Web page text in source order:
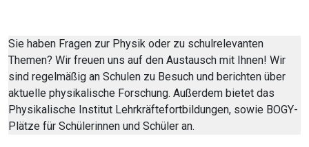
Sie haben Fragen zur Physik oder zu schulrelevanten
Themen? Wir freuen uns auf den Austausch mit Ihnen! Wir
sind regelmäßig an Schulen zu Besuch und berichten über
aktuelle physikalische Forschung. Außerdem bietet das
Physikalische Institut Lehrkräftefortbildungen, sowie BOGY-
Plätze für Schülerinnen und Schüler an.